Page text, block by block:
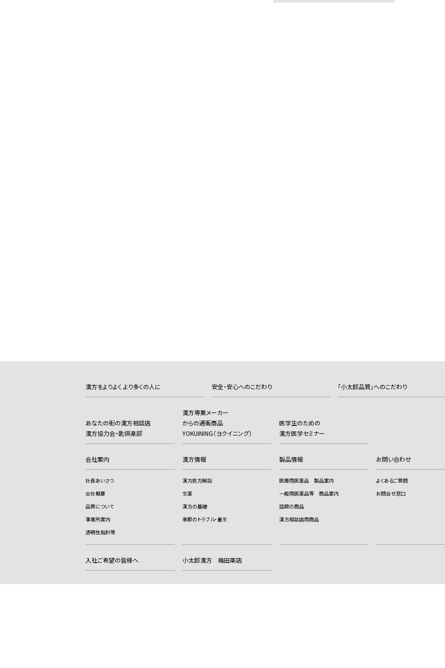
漢方をよりよく より多くの人に 安全・安心へのこだわり 「小太郎品質」へのこだわり
あなたの街の漢方相談店
漢方協力会・匙倶楽部
漢方専業メーカー
からの通販商品
YOKUINING（ヨクイニング）
医学生のための
漢方医学セミナー
会社案内
社長あいさつ
会社概要
品質について
事業所案内
透明性指針等
漢方情報
漢方処方解説
生薬
漢方の基礎
季節のトラブル・養生
製品情報
医療用医薬品 製品案内
一般用医薬品等 商品案内
話題の商品
漢方相談店用商品
お問い合わせ
よくあるご質問
お問合せ窓口
入社ご希望の皆様へ 小太郎漢方 梅田薬店